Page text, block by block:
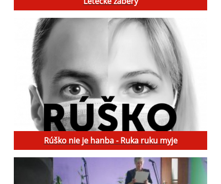
Rúško nie je hanba - Ruka ruku myje